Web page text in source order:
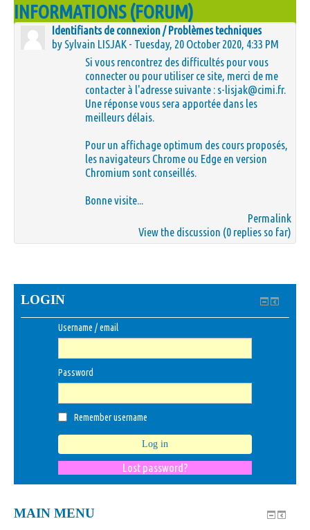
INFORMATIONS (FORUM)
Identifiants de connexion / Problèmes techniques
by Sylvain LISJAK - Tuesday, 20 October 2020, 4:33 PM
Si vous rencontrez des difficultés pour vous
connecter ou pour utiliser ce site, merci de me
contacter à l'adresse suivante : s-lisjak@cimi.fr.
Une réponse vous sera apportée dans les
meilleurs délais.
Pour un affichage optimum des cours proposés,
les navigateurs Chrome ou Edge en version
Chromium sont conseillés.
Bonne visite...
Permalink
View the discussion (0 replies so far)
LOGIN
Username / email
Password
Remember username
Lost password?
MAIN MENU